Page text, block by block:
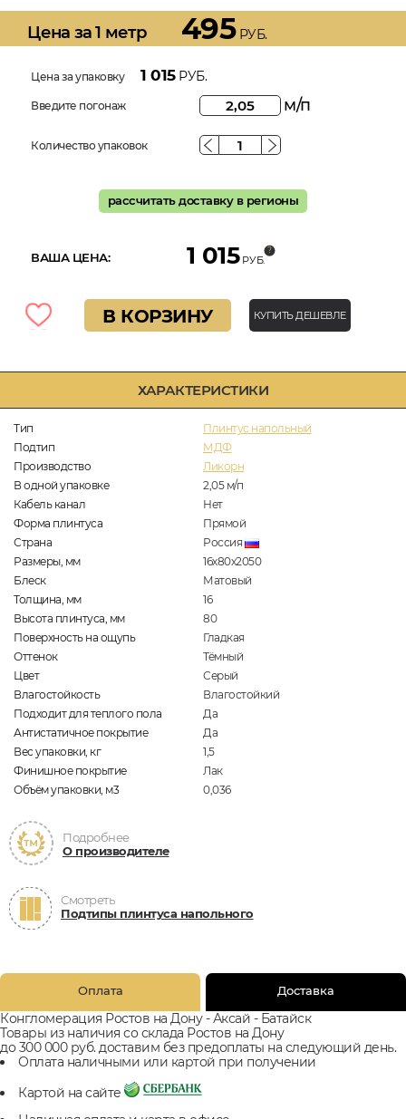
ХАРАКТЕРИСТИКИ
Тип
Плинтус напольный
Подтип
МДФ
Производство
Ликорн
В одной упаковке
2,05 м/п
Кабель канал
Нет
Форма плинтуса
Прямой
Страна
Россия
Размеры, мм
16х80х2050
Блеск
Матовый
Толщина, мм
16
Высота плинтуса, мм
80
Поверхность на ощупь
Гладкая
Оттенок
Тёмный
Цвет
Серый
Влагостойкость
Влагостойкий
Подходит для теплого пола
Да
Антистатичное покрытие
Да
Вес упаковки, кг
1,5
Финишное покрытие
Лак
Объём упаковки, м3
0,036
Подробнее
О производителе
Смотреть
Подтипы плинтуса напольного
Цена за 1 метр 495РУБ.
Цена за упаковку 1 015РУБ.
Введите погонаж м/п
Количество упаковок
рассчитать доставку в регионы
ВАША ЦЕНА: 1 015 РУБ.
В КОРЗИНУ КУПИТЬ ДЕШЕВЛЕ
Оплата Доставка
Конгломерация Ростов на Дону - Аксай - Батайск
Товары из наличия со склада Ростов на Дону
до 300 000 руб. доставим без предоплаты на следующий день.
Оплата наличными или картой при получении
Картой на сайте